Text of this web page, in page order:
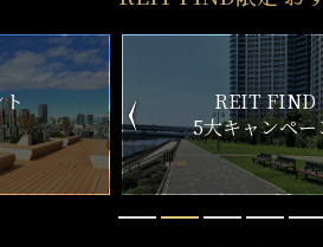
ン
リアルタイム
更新一覧チェ